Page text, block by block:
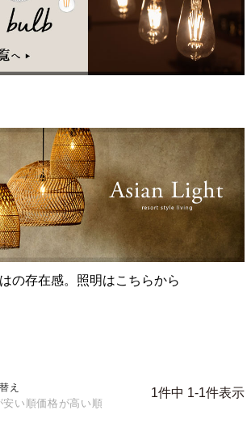
の存在感。照明はこちらから
え
安い順価格が高い順
1件中 1-1件表示